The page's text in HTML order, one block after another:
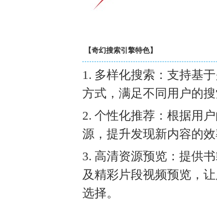
【奇幻搜索引擎特色】
1. 多样化搜索：支持基
方式，满足不同用户的
2. 个性化推荐：根据用
源，提升发现新内容的
3. 高清资源预览：提供
及精彩片段视频预览，
选择。